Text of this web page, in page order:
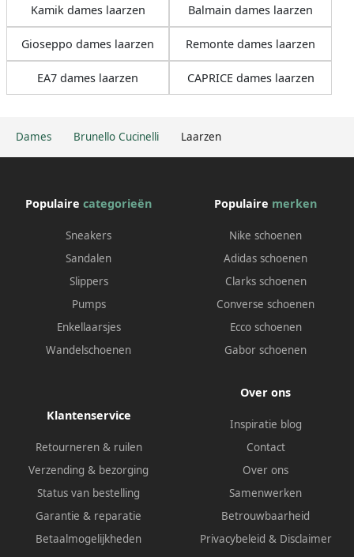
Dames Brunello Cucinelli Laarzen
Kamik dames laarzen Balmain dames laarzen
Gioseppo dames laarzen Remonte dames laarzen
EA7 dames laarzen CAPRICE dames laarzen
Populaire categorieën
Sneakers
Sandalen
Slippers
Pumps
Enkellaarsjes
Wandelschoenen
Populaire merken
Nike schoenen
Adidas schoenen
Clarks schoenen
Converse schoenen
Ecco schoenen
Gabor schoenen
Klantenservice
Retourneren & ruilen
Verzending & bezorging
Status van bestelling
Garantie & reparatie
Betaalmogelijkheden
Over ons
Inspiratie blog
Contact
Over ons
Samenwerken
Betrouwbaarheid
Privacybeleid & Disclaimer